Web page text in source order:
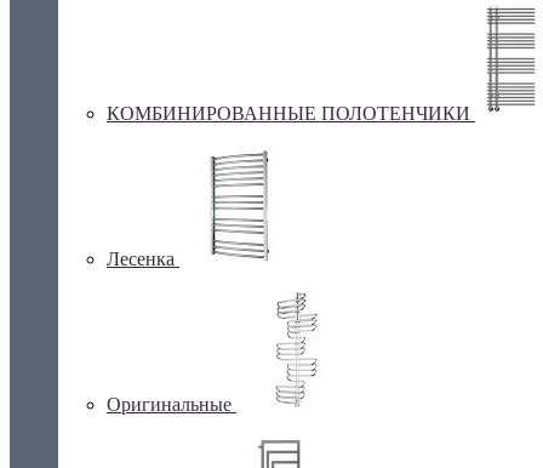
КОМБИНИРОВАННЫЕ ПОЛОТЕНЧИКИ
Лесенка
Оригинальные